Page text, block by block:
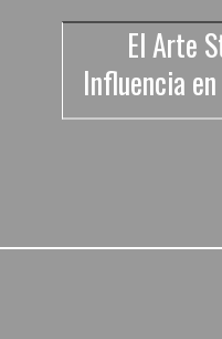
El Arte
Influencia